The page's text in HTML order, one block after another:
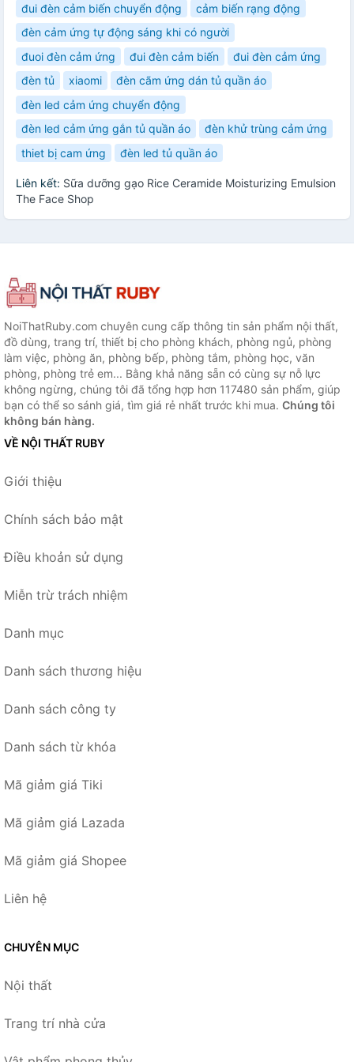
đui đèn cảm biến chuyển động
cảm biến rạng động
đèn cảm ứng tự động sáng khi có người
đuoi đèn cảm ứng
đui đèn cảm biến
đui đèn cảm ứng
đèn tủ
xiaomi
đèn cãm ứng dán tủ quần áo
đèn led cảm ứng chuyển động
đèn led cảm ứng gắn tủ quần áo
đèn khử trùng cảm ứng
thiet bị cam ứng
đèn led tủ quần áo
Liên kết: Sữa dưỡng gạo Rice Ceramide Moisturizing Emulsion
The Face Shop
NoiThatRuby.com chuyên cung cấp thông tin sản phẩm nội thất,
đồ dùng, trang trí, thiết bị cho phòng khách, phòng ngủ, phòng
làm việc, phòng ăn, phòng bếp, phòng tắm, phòng học, văn
phòng, phòng trẻ em... Bằng khả năng sẵn có cùng sự nỗ lực
không ngừng, chúng tôi đã tổng hợp hơn 117480 sản phẩm, giúp
bạn có thể so sánh giá, tìm giá rẻ nhất trước khi mua. Chúng tôi
không bán hàng.
VỀ NỘI THẤT RUBY
Giới thiệu
Chính sách bảo mật
Điều khoản sử dụng
Miễn trừ trách nhiệm
Danh mục
Danh sách thương hiệu
Danh sách công ty
Danh sách từ khóa
Mã giảm giá Tiki
Mã giảm giá Lazada
Mã giảm giá Shopee
Liên hệ
CHUYÊN MỤC
Nội thất
Trang trí nhà cửa